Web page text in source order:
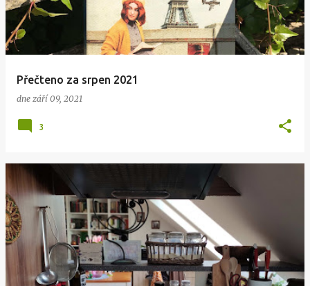
Přečteno za srpen 2021
dne září 09, 2021
3